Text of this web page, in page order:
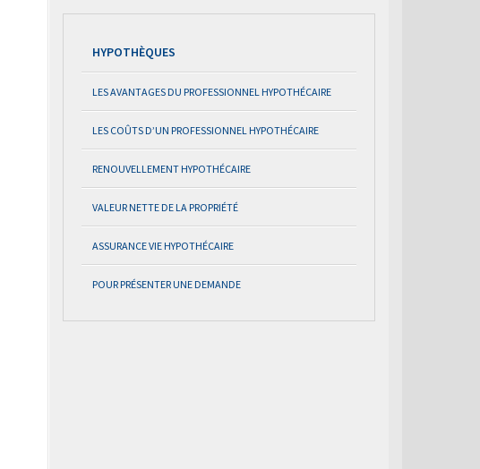
HYPOTHÈQUES
LES AVANTAGES DU PROFESSIONNEL HYPOTHÉCAIRE
LES COÛTS D’UN PROFESSIONNEL HYPOTHÉCAIRE
RENOUVELLEMENT HYPOTHÉCAIRE
VALEUR NETTE DE LA PROPRIÉTÉ
ASSURANCE VIE HYPOTHÉCAIRE
POUR PRÉSENTER UNE DEMANDE